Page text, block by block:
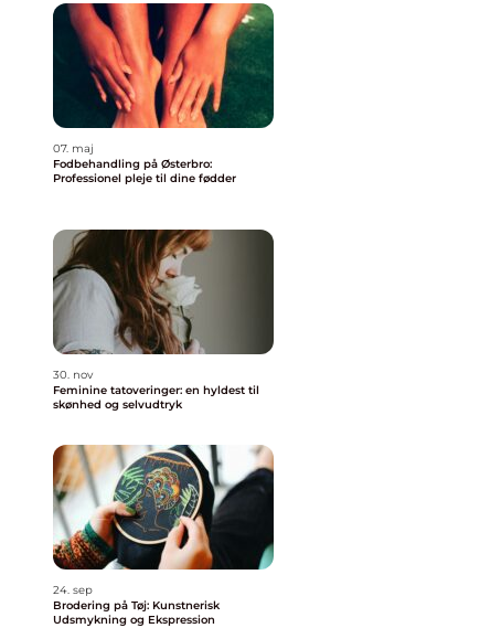
07. maj
Fodbehandling på Østerbro:
Professionel pleje til dine fødder
30. nov
Feminine tatoveringer: en hyldest til
skønhed og selvudtryk
24. sep
Brodering på Tøj: Kunstnerisk
Udsmykning og Ekspression